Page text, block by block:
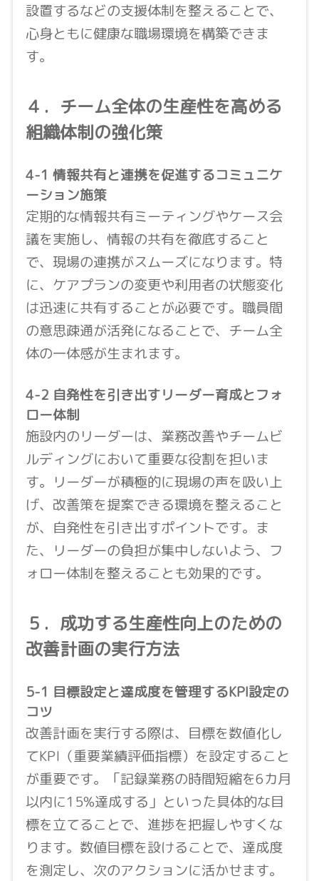
設置するなどの支援体制を整えることで、
心身ともに健康な職場環境を構築できま
す。
４．チーム全体の生産性を高める
組織体制の強化策
4-1 情報共有と連携を促進するコミュニケ
ーション施策
定期的な情報共有ミーティングやケース会
議を実施し、情報の共有を徹底すること
で、現場の連携がスムーズになります。特
に、ケアプランの変更や利用者の状態変化
は迅速に共有することが必要です。職員間
の意思疎通が活発になることで、チーム全
体の一体感が生まれます。
4-2 自発性を引き出すリーダー育成とフォ
ロー体制
施設内のリーダーは、業務改善やチームビ
ルディングにおいて重要な役割を担いま
す。リーダーが積極的に現場の声を吸い上
げ、改善策を提案できる環境を整えること
が、自発性を引き出すポイントです。ま
た、リーダーの負担が集中しないよう、フ
ォロー体制を整えることも効果的です。
５．成功する生産性向上のための
改善計画の実行方法
5-1 目標設定と達成度を管理するKPI設定の
コツ
改善計画を実行する際は、目標を数値化し
てKPI（重要業績評価指標）を設定すること
が重要です。「記録業務の時間短縮を6カ月
以内に15%達成する」といった具体的な目
標を立てることで、進捗を把握しやすくな
ります。数値目標を設けることで、達成度
を測定し、次のアクションに活かせます。